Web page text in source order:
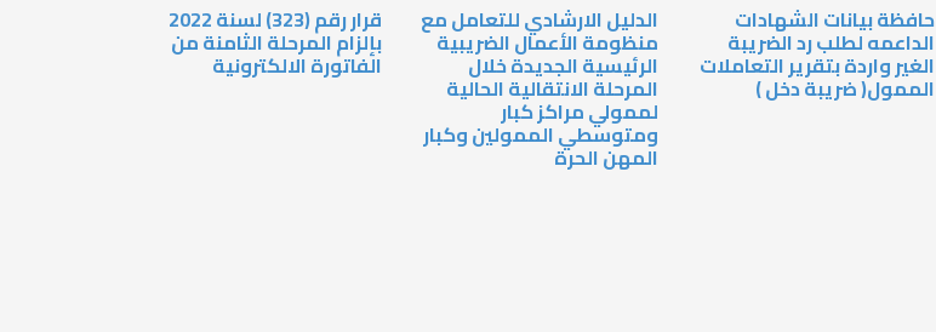
حافظة بيانات الشهادات
الداعمه لطلب رد الضريبة
الغير واردة بتقرير التعاملات
الممول( ضريبة دخل )
الدليل الارشادي للتعامل مع
منظومة الأعمال الضريبية
الرئيسية الجديدة خلال
المرحلة الانتقالية الحالية
لممولي مراكز كبار
ومتوسطي الممولين وكبار
المهن الحرة
قرار رقم (323) لسنة 2022
بإلزام المرحلة الثامنة من
الفاتورة الالكترونية